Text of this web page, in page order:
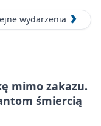
wydarzenia
mimo zakazu.
śmiercią